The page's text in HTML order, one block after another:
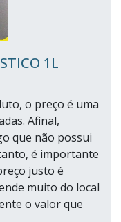
1L
o preço é uma
Afinal,
que não possui
é importante
justo é
muito do local
o valor que